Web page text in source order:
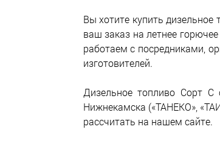
Вы хотите купить
ваш заказ на летнее
работаем с посредниками,
изготовителей.
Дизельное топливо Сорт С
Нижнекамска («ТАНЕКО»,
рассчитать на нашем сайте.